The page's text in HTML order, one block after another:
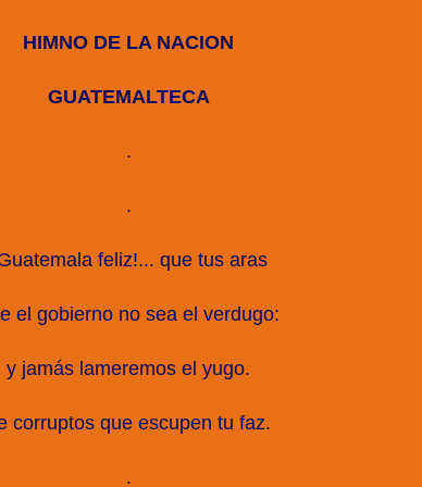
HIMNO DE LA NACION
GUATEMALTECA
.
.
feliz!... que tus aras
el gobierno no sea el verdugo:
y jamás lameremos el yugo.
corruptos que escupen tu faz.
.